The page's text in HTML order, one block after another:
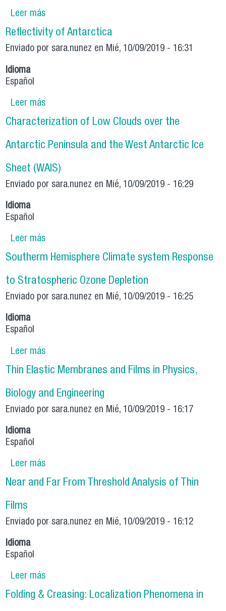
Leer mássobre Influence of the solar activity on the
polar environment
Reflectivity of Antarctica
Enviado porsara.nunez en Mié, 10/09/2019 - 16:31
Idioma
Español
Leer mássobre Reflectivity of Antarctica
Characterization of Low Clouds over the
Antarctic Peninsula and the West Antarctic Ice
Sheet (WAIS)
Enviado porsara.nunez en Mié, 10/09/2019 - 16:29
Idioma
Español
Leer mássobre Characterization of Low Clouds over the
Antarctic Peninsula and the West Antarctic Ice
Sheet (WAIS)
Southerm Hemisphere Climate system Response
to Stratospheric Ozone Depletion
Enviado porsara.nunez en Mié, 10/09/2019 - 16:25
Idioma
Español
Leer mássobre Southerm Hemisphere Climate system
Response to Stratospheric Ozone Depletion
Thin Elastic Membranes and Films in Physics,
Biology and Engineering
Enviado porsara.nunez en Mié, 10/09/2019 - 16:17
Idioma
Español
Leer mássobre Thin Elastic Membranes and Films in
Physics, Biology and Engineering
Near and Far From Threshold Analysis of Thin
Films
Enviado porsara.nunez en Mié, 10/09/2019 - 16:12
Idioma
Español
Leer mássobre Near and Far From Threshold Analysis of
Thin Films
Folding & Creasing: Localization Phenomena in